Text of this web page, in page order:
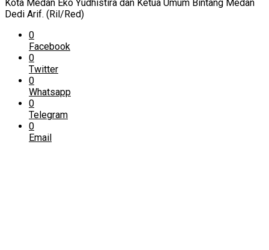
Kota Medan Eko Yudhistira dan Ketua Umum Bintang Medan
Dedi Arif. (Ril/Red)
0
Facebook
0
Twitter
0
Whatsapp
0
Telegram
0
Email